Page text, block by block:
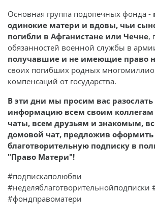
Основная группа подопечных фонда -
одинокие матери и вдовы, чьи
погибли в Афганистане или Чечне,
обязанностей военной службы в
получавшие и не имеющие право
своих погибших родных
компенсаций от государства.
В эти дни мы просим вас разослать
информацию всем своим коллегам
чаты, всем друзьям и знакомым,
домовой чат, предложив оформить
благотворительную подписку в
"Право Матери"!
#подпискаполюбви
#неделяблаготворительнойподписки
#фондправоматери